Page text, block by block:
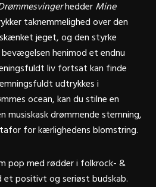
hedderMine
taknemmelighed over den
jeget, og den styrke
henimod et endnu
liv fortsat kan finde
udtrykkes i
ocean, kan du stilne en
musiskask drømmende stemning,
for kærlighedens blomstring.
pop med rødder i folkrock- &
et positivt og seriøst budskab.